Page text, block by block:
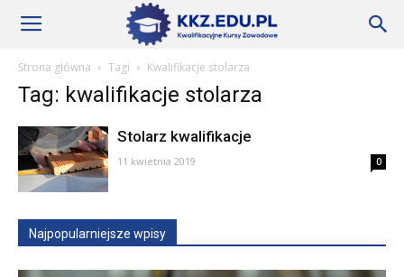
Szkoły
KKZ
Aktualności
Strona główna Tagi Kwalifikacje stolarza
Tag: kwalifikacje stolarza
Stolarz kwalifikacje
11 kwietnia 2019 0
Najpopularniejsze wpisy